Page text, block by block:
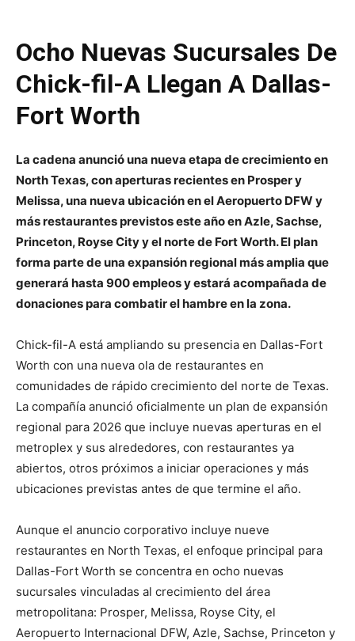
Ocho Nuevas Sucursales De
Chick-fil-A Llegan A Dallas-
Fort Worth
La cadena anunció una nueva etapa de crecimiento en
North Texas, con aperturas recientes en Prosper y
Melissa, una nueva ubicación en el Aeropuerto DFW y
más restaurantes previstos este año en Azle, Sachse,
Princeton, Royse City y el norte de Fort Worth. El plan
forma parte de una expansión regional más amplia que
generará hasta 900 empleos y estará acompañada de
donaciones para combatir el hambre en la zona.
Chick-fil-A está ampliando su presencia en Dallas-Fort
Worth con una nueva ola de restaurantes en
comunidades de rápido crecimiento del norte de Texas.
La compañía anunció oficialmente un plan de expansión
regional para 2026 que incluye nuevas aperturas en el
metroplex y sus alrededores, con restaurantes ya
abiertos, otros próximos a iniciar operaciones y más
ubicaciones previstas antes de que termine el año.
Aunque el anuncio corporativo incluye nueve
restaurantes en North Texas, el enfoque principal para
Dallas-Fort Worth se concentra en ocho nuevas
sucursales vinculadas al crecimiento del área
metropolitana: Prosper, Melissa, Royse City, el
Aeropuerto Internacional DFW, Azle, Sachse, Princeton y